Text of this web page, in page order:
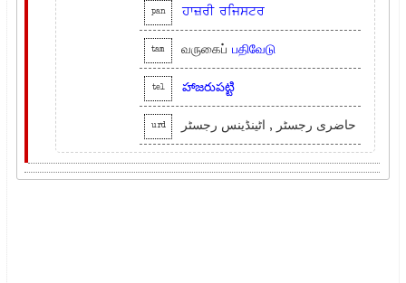
pan ਹਾਜ਼ਰੀ ਰਜਿਸਟਰ
tam வருகைப் பதிவேடு
tel హాజరుపట్టి
urd حاضری رجسٹر , اٹینڈینس رجسٹر